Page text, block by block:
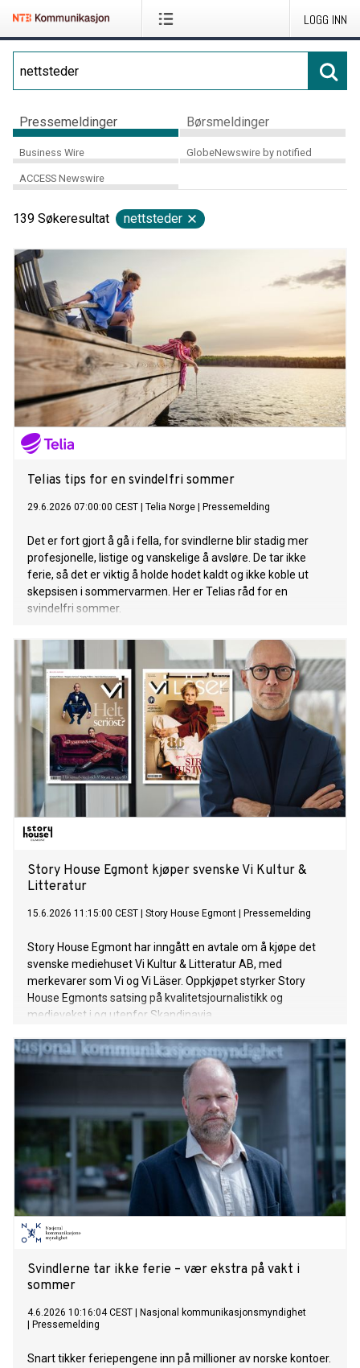
LOGG INN
Pressemeldinger Børsmeldinger
Business Wire GlobeNewswire by notified
ACCESS Newswire
139 Søkeresultat nettsteder
Telias tips for en svindelfri sommer
29.6.2026 07:00:00 CEST Telia Norge Pressemelding
Det er fort gjort å gå i fella, for svindlerne blir stadig mer
profesjonelle, listige og vanskelige å avsløre. De tar ikke
ferie, så det er viktig å holde hodet kaldt og ikke koble ut
skepsisen i sommervarmen. Her er Telias råd for en
svindelfri sommer.
Story House Egmont kjøper svenske Vi Kultur &
Litteratur
15.6.2026 11:15:00 CEST Story House Egmont Pressemelding
Story House Egmont har inngått en avtale om å kjøpe det
svenske mediehuset Vi Kultur & Litteratur AB, med
merkevarer som Vi og Vi Läser. Oppkjøpet styrker Story
House Egmonts satsing på kvalitetsjournalistikk og
medievekst i og utenfor Skandinavia.
Svindlerne tar ikke ferie – vær ekstra på vakt i
sommer
4.6.2026 10:16:04 CEST
Nasjonal kommunikasjonsmyndighet
Pressemelding
Snart tikker feriepengene inn på millioner av norske kontoer.